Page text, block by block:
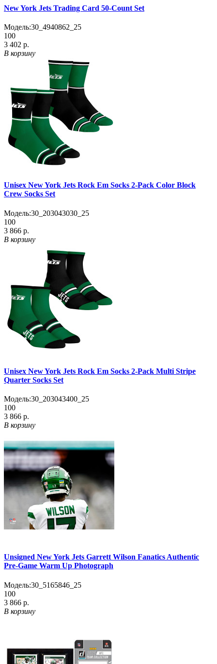
New York Jets Trading Card 50-Count Set
Модель:30_4940862_25
100
3 402 р.
В корзину
Unisex New York Jets Rock Em Socks 2-Pack Color Block
Crew Socks Set
Модель:30_203043030_25
100
3 866 р.
В корзину
Unisex New York Jets Rock Em Socks 2-Pack Multi Stripe
Quarter Socks Set
Модель:30_203043400_25
100
3 866 р.
В корзину
Unsigned New York Jets Garrett Wilson Fanatics Authentic
Pre-Game Warm Up Photograph
Модель:30_5165846_25
100
3 866 р.
В корзину